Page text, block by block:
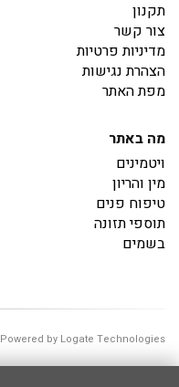
תקנון
צור קשר
מדיניות פרטיות
הצהרת נגישות
מפת האתר
מה באתר
ויטמינים
מין והריון
טיפוח פנים
תוספי תזונה
בשמים
Powered by Logate Technologies